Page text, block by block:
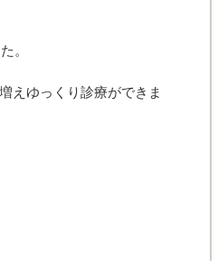
。
えゆっくり診療ができま